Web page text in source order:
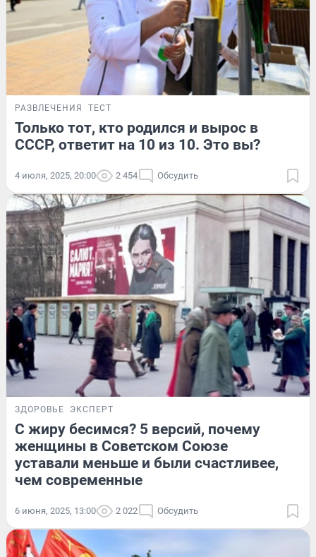
РАЗВЛЕЧЕНИЯ ТЕСТ
Только тот, кто родился и вырос в
СССР, ответит на 10 из 10. Это вы?
4 июля, 2025, 20:00 2 454 Обсудить
ЗДОРОВЬЕ ЭКСПЕРТ
С жиру бесимся? 5 версий, почему
женщины в Советском Союзе
уставали меньше и были счастливее,
чем современные
6 июня, 2025, 13:00 2 022 Обсудить